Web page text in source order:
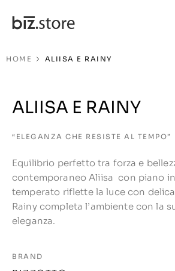
HOME ALIISA E RAINY
ALIISA E RAINY
“ELEGANZA CHE RESISTE AL TEMPO”
Equilibrio perfetto tra forza e
contemporaneo Aliisa con piano
temperato riflette la luce con
Rainy completa l’ambiente con la
eleganza.
BRAND